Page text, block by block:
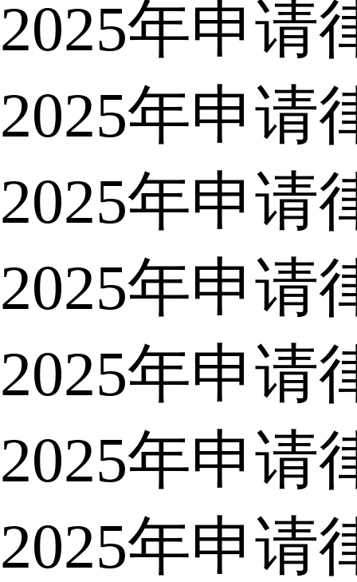
2025年申请
2025年申请
2025年申请
2025年申请
2025年申请
2025年申请
2025年申请